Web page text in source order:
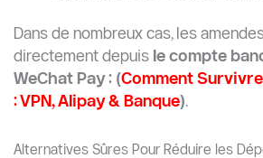
Dans de nombreux cas, les
directement depuis le compte
WeChat Pay : (Comment
: VPN, Alipay & Banque).
Alternatives Sûres Pour Réduire les